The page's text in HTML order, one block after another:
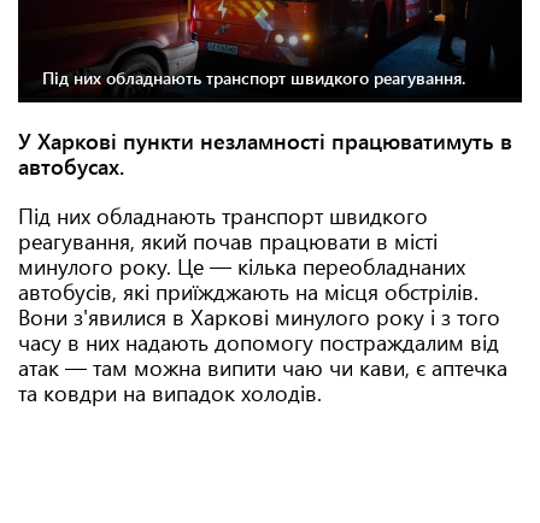
Під них обладнають транспорт швидкого реагування.
У Харкові пункти незламності працюватимуть в
автобусах.
Під них обладнають транспорт швидкого
реагування, який почав працювати в місті
минулого року. Це — кілька переобладнаних
автобусів, які приїжджають на місця обстрілів.
Вони з'явилися в Харкові минулого року і з того
часу в них надають допомогу постраждалим від
атак — там можна випити чаю чи кави, є аптечка
та ковдри на випадок холодів.